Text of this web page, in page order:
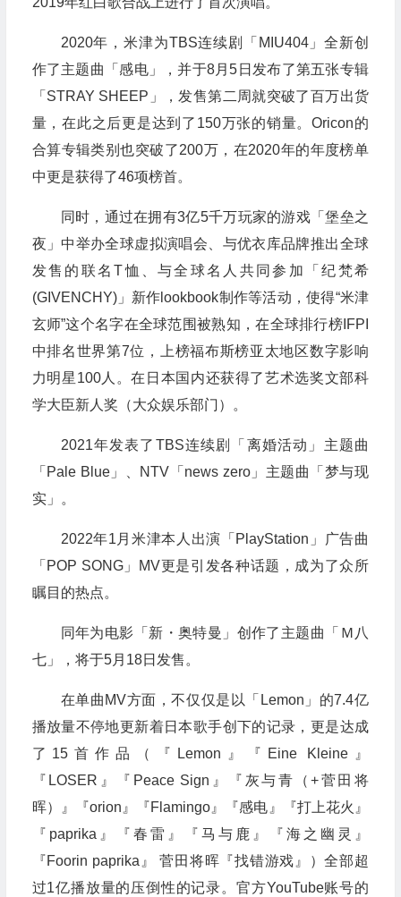
2020年，米津为TBS连续剧「MIU404」全新创
作了主题曲「感电」，并于8月5日发布了第五张专辑
「STRAY SHEEP」，发售第二周就突破了百万出货
量，在此之后更是达到了150万张的销量。Oricon的
合算专辑类别也突破了200万，在2020年的年度榜单
中更是获得了46项榜首。
同时，通过在拥有3亿5千万玩家的游戏「堡垒之
夜」中举办全球虚拟演唱会、与优衣库品牌推出全球
发售的联名T恤、与全球名人共同参加「纪梵希
(GIVENCHY)」新作lookbook制作等活动，使得“米津
玄师”这个名字在全球范围被熟知，在全球排行榜IFPI
中排名世界第7位，上榜福布斯榜亚太地区数字影响
力明星100人。在日本国内还获得了艺术选奖文部科
学大臣新人奖（大众娱乐部门）。
2021年发表了TBS连续剧「离婚活动」主题曲
「Pale Blue」、NTV「news zero」主题曲「梦与现
实」。
2022年1月米津本人出演「PlayStation」广告曲
「POP SONG」MV更是引发各种话题，成为了众所
瞩目的热点。
同年为电影「新・奥特曼」创作了主题曲「Ｍ八
七」，将于5月18日发售。
在单曲MV方面，不仅仅是以「Lemon」的7.4亿
播放量不停地更新着日本歌手创下的记录，更是达成
了15首作品（『Lemon』『Eine Kleine』
『LOSER』『Peace Sign』『灰与青（+菅田将
晖）』『orion』『Flamingo』『感电』『打上花火』
『paprika』『春雷』『马与鹿』『海之幽灵』
『Foorin paprika』 菅田将晖『找错游戏』）全部超
过1亿播放量的压倒性的记录。官方YouTube账号的